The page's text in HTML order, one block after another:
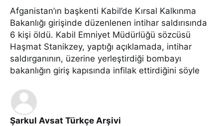
Afganistan’ın başkenti Kabil’de Kırsal Kalkınma
Bakanlığı girişinde düzenlenen intihar saldırısında
6 kişi öldü. Kabil Emniyet Müdürlüğü sözcüsü
Haşmat Stanikzey, yaptığı açıklamada, intihar
saldırganının, üzerine yerleştirdiği bombayı
bakanlığın giriş kapısında infilak ettirdiğini söyle
Şarkul Avsat Türkçe Arşivi